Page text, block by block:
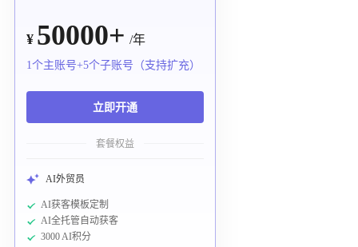
¥ 50000+ /年
1个主账号+5个子账号（支持扩充）
立即开通
套餐权益
AI外贸员
AI获客模板定制
AI全托管自动获客
3000 AI积分